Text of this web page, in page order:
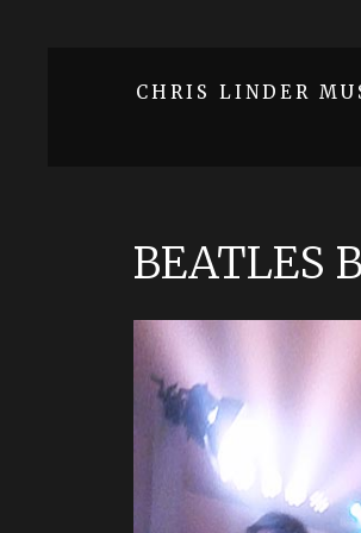
CHRIS LINDER
BEATLES